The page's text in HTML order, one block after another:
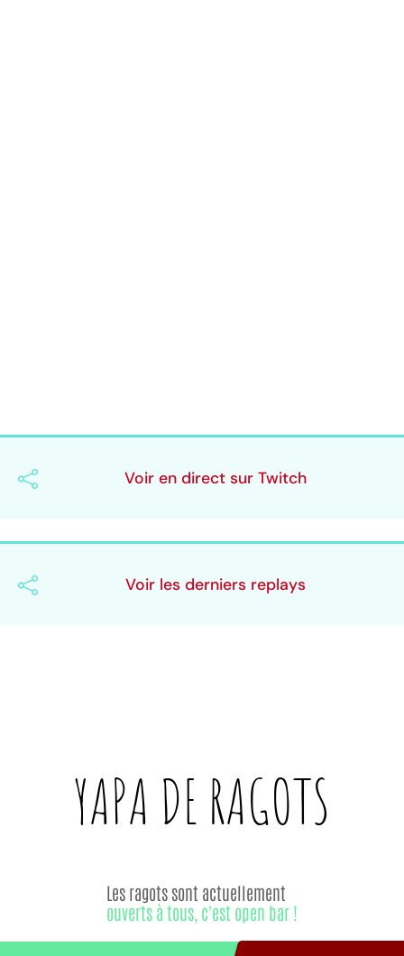
Voir en direct sur Twitch
Voir les derniers replays
YAPA DE RAGOTS
Les ragots sont actuellement
ouverts à tous, c'est open bar !